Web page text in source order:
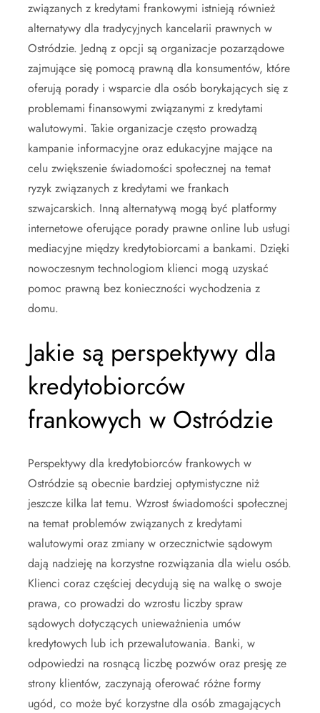
związanych z kredytami frankowymi istnieją również
alternatywy dla tradycyjnych kancelarii prawnych w
Ostródzie. Jedną z opcji są organizacje pozarządowe
zajmujące się pomocą prawną dla konsumentów, które
oferują porady i wsparcie dla osób borykających się z
problemami finansowymi związanymi z kredytami
walutowymi. Takie organizacje często prowadzą
kampanie informacyjne oraz edukacyjne mające na
celu zwiększenie świadomości społecznej na temat
ryzyk związanych z kredytami we frankach
szwajcarskich. Inną alternatywą mogą być platformy
internetowe oferujące porady prawne online lub usługi
mediacyjne między kredytobiorcami a bankami. Dzięki
nowoczesnym technologiom klienci mogą uzyskać
pomoc prawną bez konieczności wychodzenia z
domu.
Jakie są perspektywy dla
kredytobiorców
frankowych w Ostródzie
Perspektywy dla kredytobiorców frankowych w
Ostródzie są obecnie bardziej optymistyczne niż
jeszcze kilka lat temu. Wzrost świadomości społecznej
na temat problemów związanych z kredytami
walutowymi oraz zmiany w orzecznictwie sądowym
dają nadzieję na korzystne rozwiązania dla wielu osób.
Klienci coraz częściej decydują się na walkę o swoje
prawa, co prowadzi do wzrostu liczby spraw
sądowych dotyczących unieważnienia umów
kredytowych lub ich przewalutowania. Banki, w
odpowiedzi na rosnącą liczbę pozwów oraz presję ze
strony klientów, zaczynają oferować różne formy
ugód, co może być korzystne dla osób zmagających